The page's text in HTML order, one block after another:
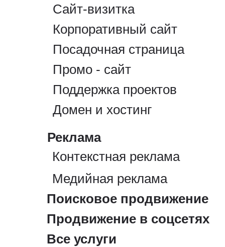
Продвижение в соцсетях
Сайт-визитка
Корпоративный сайт
Посадочная страница
Поисковое продвижение
Промо - сайт
Поддержка проектов
Домен и хостинг
Контекстная реклама
Медийная реклама
Реклама
Все услуги